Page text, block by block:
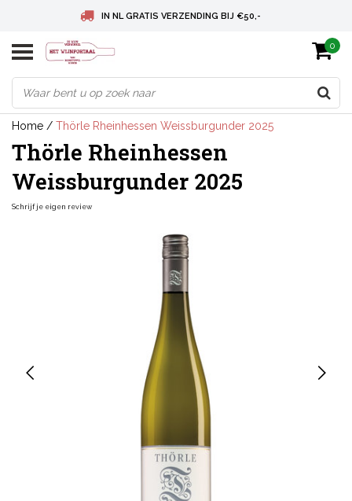
IN NL GRATIS VERZENDING BIJ €50,-
BELGIE GRATIS VERZENDING BIJ € 75
DEUTSCHLAND VERSANDKOSTENFREI AB € 75
0
Home / Thörle Rheinhessen Weissburgunder 2025
Thörle Rheinhessen
Weissburgunder 2025
Schrijf je eigen review